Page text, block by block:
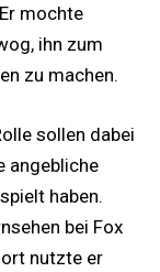
mochte
ihn zum
zu machen.
sollen dabei
angebliche
haben.
bei Fox
nutzte er